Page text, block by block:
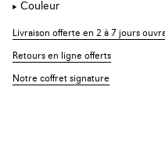
Couleur
Livraison offerte en 2 à 7 jours
Retours en ligne offerts
Notre coffret signature